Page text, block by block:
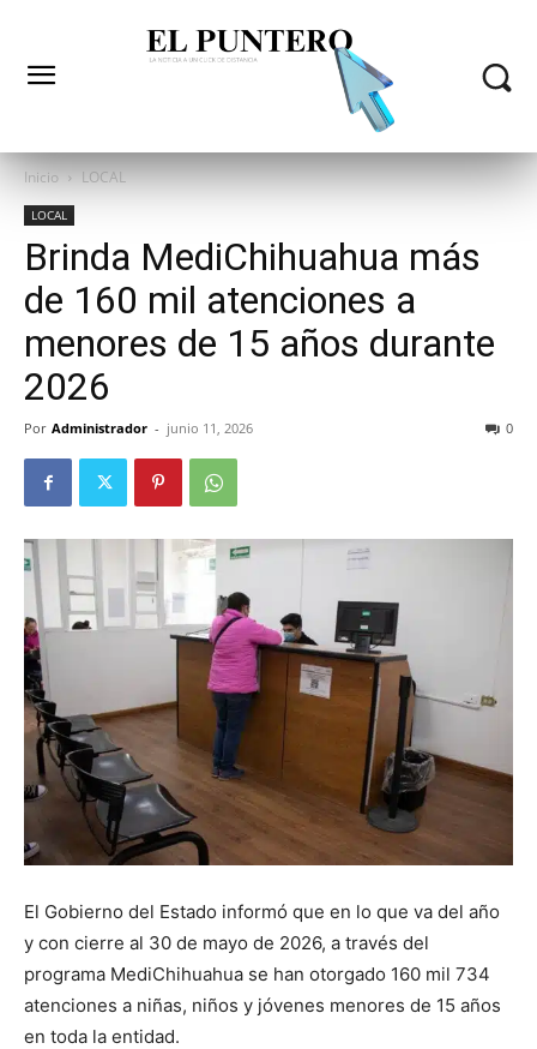
Inicio LOCAL
LOCAL
Brinda MediChihuahua más
de 160 mil atenciones a
menores de 15 años durante
2026
Por Administrador - junio 11, 2026 0
El Gobierno del Estado informó que en lo que va del año
y con cierre al 30 de mayo de 2026, a través del
programa MediChihuahua se han otorgado 160 mil 734
atenciones a niñas, niños y jóvenes menores de 15 años
en toda la entidad.